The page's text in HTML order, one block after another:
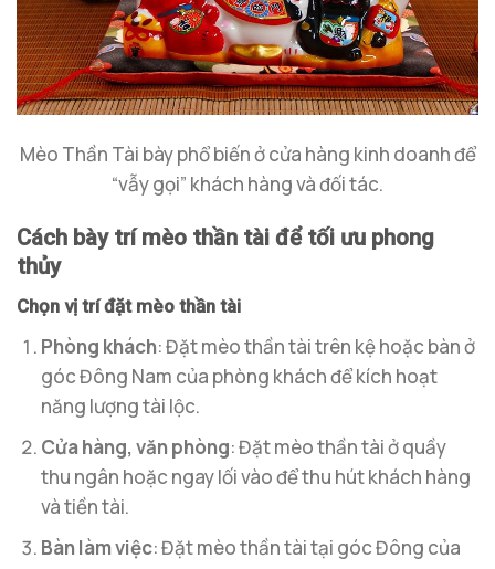
Mèo Thần Tài bày phổ biến ở cửa hàng kinh doanh để
“vẫy gọi” khách hàng và đối tác.
Cách bày trí mèo thần tài để tối ưu phong
thủy
Chọn vị trí đặt mèo thần tài
Phòng khách: Đặt mèo thần tài trên kệ hoặc bàn ở
góc Đông Nam của phòng khách để kích hoạt
năng lượng tài lộc.
Cửa hàng, văn phòng: Đặt mèo thần tài ở quầy
thu ngân hoặc ngay lối vào để thu hút khách hàng
và tiền tài.
Bàn làm việc: Đặt mèo thần tài tại góc Đông của